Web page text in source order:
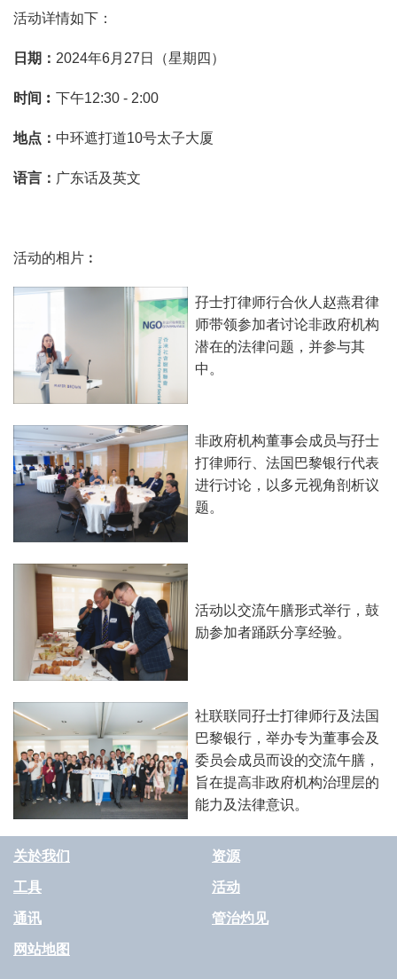
活动详情如下：
日期： 2024年6月27日（星期四）
时间︰ 下午12:30 - 2:00
地点： 中环遮打道10号太子大厦
语言： 广东话及英文
活动的相片︰
孖士打律师行合伙人赵燕君律
师带领参加者讨论非政府机构
潜在的法律问题，并参与其
中。
非政府机构董事会成员与孖士
打律师行、法国巴黎银行代表
进行讨论，以多元视角剖析议
题。
活动以交流午膳形式举行，鼓
励参加者踊跃分享经验。
社联联同孖士打律师行及法国
巴黎银行，举办专为董事会及
委员会成员而设的交流午膳，
旨在提高非政府机构治理层的
能力及法律意识。
关於我们 资源
工具 活动
通讯 管治灼见
网站地图